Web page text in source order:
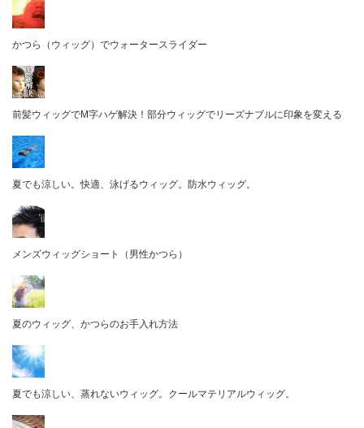
かつら（ウィッグ）でウォータースライダー
前髪ウィッグでM字ハゲ解決！部分ウィッグでリーズナブルに印象を変える
夏でも涼しい。快適、泳げるウィッグ。防水ウィッグ。
メンズウィッグショート（男性かつら）
夏のウィッグ、かつらのお手入れ方法
夏でも涼しい、蒸れないウィッグ。クールマテリアルウィッグ。